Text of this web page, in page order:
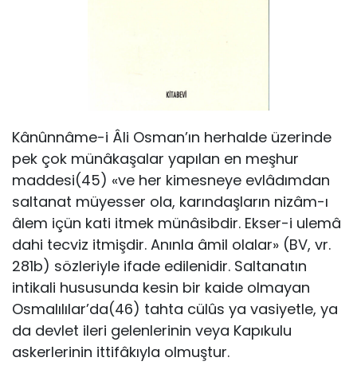
Kânûnnâme-i Âli Osman’ın herhalde üzerinde
pek çok münâkaşalar yapılan en meşhur
maddesi(45) «ve her kimesneye evlâdımdan
saltanat müyesser ola, karındaşların nizâm-ı
âlem içün kati itmek münâsibdir. Ekser-i ulemâ
dahi tecviz itmişdir. Anınla âmil olalar» (BV, vr.
281b) sözleriyle ifade edilenidir. Saltanatın
intikali hususunda kesin bir kaide olmayan
Osmalılılar’da(46) tahta cülûs ya vasiyetle, ya
da devlet ileri gelenlerinin veya Kapıkulu
askerlerinin ittifâkıyla olmuştur.